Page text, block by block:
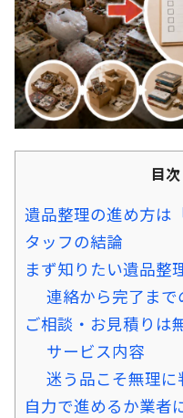
目次
遺品整理の進め方は
タッフの結論
まず知りたい遺品整
連絡から完了ま
ご相談・お見積りは
サービス内容
迷う品こそ無理
自力で進めるか業者